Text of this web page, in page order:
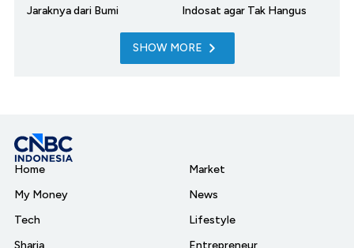
Jaraknya dari Bumi
Indosat agar Tak Hangus
SHOW MORE
Home
My Money
Tech
Market
News
Lifestyle